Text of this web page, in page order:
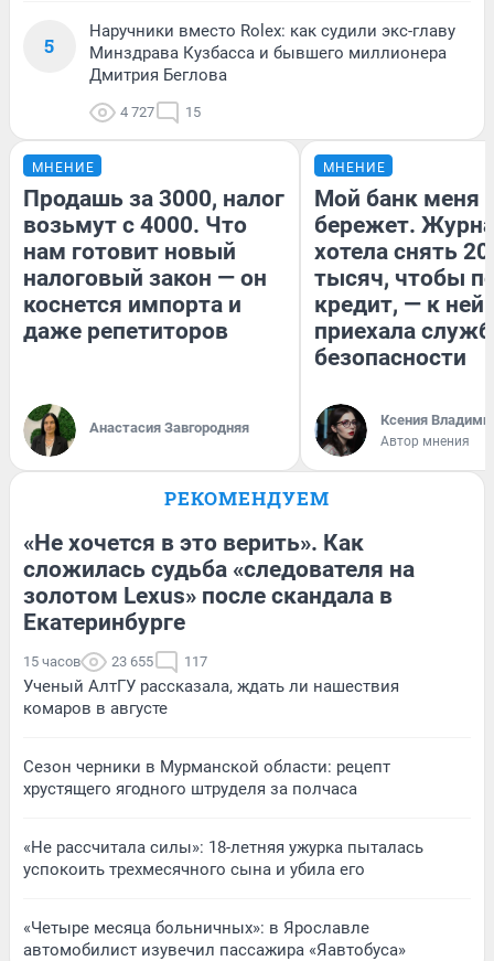
5
Наручники вместо Rolex: как судили экс-главу
Минздрава Кузбасса и бывшего миллионера
Дмитрия Беглова
4 727 15
МНЕНИЕ
Продашь за 3000, налог
возьмут с 4000. Что
нам готовит новый
налоговый закон — он
коснется импорта и
даже репетиторов
Анастасия Завгородняя
МНЕНИЕ
Мой банк меня
бережет.
хотела снять
тысяч, чтобы
кредит, — к
приехала
безопасности
Ксения
Автор мнения
РЕКОМЕНДУЕМ
«Не хочется в это верить». Как
сложилась судьба «следователя на
золотом Lexus» после скандала в
Екатеринбурге
15 часов 23 655 117
Ученый АлтГУ рассказала, ждать ли нашествия
комаров в августе
Сезон черники в Мурманской области: рецепт
хрустящего ягодного штруделя за полчаса
«Не рассчитала силы»: 18-летняя ужурка пыталась
успокоить трехмесячного сына и убила его
«Четыре месяца больничных»: в Ярославле
автомобилист изувечил пассажира «Яавтобуса»